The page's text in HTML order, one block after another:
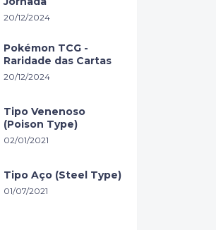
20/12/2024
Pokémon TCG -
Raridade das Cartas
20/12/2024
Tipo Venenoso
(Poison Type)
02/01/2021
Tipo Aço (Steel Type)
01/07/2021